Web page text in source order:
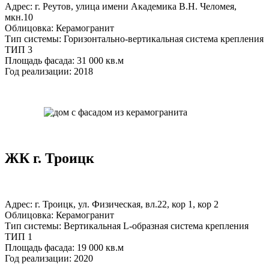
Адрес: г. Реутов, улица имени Академика В.Н. Челомея,
мкн.10
Облицовка: Керамогранит
Тип системы: Горизонтально-вертикальная система крепления
ТИП 3
Площадь фасада: 31 000 кв.м
Год реализации: 2018
ЖК г. Троицк
Адрес: г. Троицк, ул. Физическая, вл.22, кор 1, кор 2
Облицовка: Керамогранит
Тип системы: Вертикальная L-образная система крепления
ТИП 1
Площадь фасада: 19 000 кв.м
Год реализации: 2020